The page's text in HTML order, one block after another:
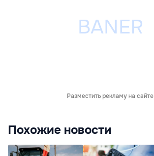
Разместить рекламу на сайте
Похожие новости